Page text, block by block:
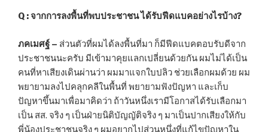
Q : จากการลงพื้นที่พบประชาชน ได้รับฟีดแบคอย่างไรบ้าง?
ภคเมศฐ์ – ส่วนตัวที่ผมได้ลงพื้นที่มา ก็มีฟีดแบคตอบรับดีจาก
ประชาชนนะครับ มีเข้ามาคุยแลกเปลี่ยนด้วยกัน ผมไม่ได้เป็น
คนที่หาเสียงเดินผ่านว่า ผมมาแจกใบปลิว ช่วยเลือกผมด้วย ผม
พยายามลงไปคลุกคลีในพื้นที่ พยายามฟังปัญหา และเก็บ
ปัญหาขึ้นมาเพื่อมาคิดว่า ถ้าวันหนึ่งเรามีโอกาสได้รับเลือกมา
เป็น สส. จริง ๆ เป็นฝ่ายนิติบัญญัติจริง ๆ มาเป็นปากเสียงให้กับ
พี่น้องประชาชนจริง ๆ ผมอยากไปส่วนหนึ่งที่แก้ไขปัญหาใน